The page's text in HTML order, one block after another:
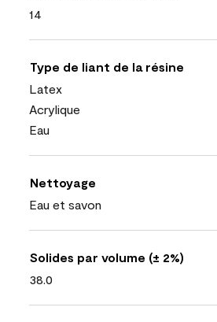
14
Type de liant de la résine
Latex
Acrylique
Eau
Nettoyage
Eau et savon
Solides par volume (± 2%)
38.0